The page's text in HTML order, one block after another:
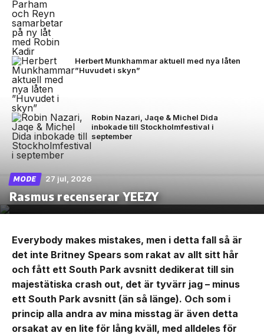
Herbert Munkhammar aktuell med nya låten
”Huvudet i skyn”
Robin Nazari, Jaqe & Michel Dida
inbokade till Stockholmfestival i
september
MODE 27 jul, 2026
Rasmus recenserar YEEZY
Everybody makes mistakes, men i detta fall så är
det inte Britney Spears som rakat av allt sitt hår
och fått ett South Park avsnitt dedikerat till sin
majestätiska crash out, det är tyvärr jag – minus
ett South Park avsnitt (än så länge). Och som i
princip alla andra av mina misstag är även detta
orsakat av en lite för lång kväll, med alldeles för